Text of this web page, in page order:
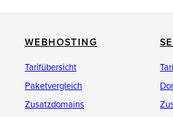
WEBHOSTING
Tarifübersicht
Paketvergleich
Zusatzdomains